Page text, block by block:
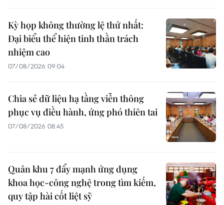
Kỳ họp không thường lệ thứ nhất:
Đại biểu thể hiện tinh thần trách
nhiệm cao
07/08/2026 09:04
Chia sẻ dữ liệu hạ tầng viễn thông
phục vụ điều hành, ứng phó thiên tai
07/08/2026 08:45
Quân khu 7 đẩy mạnh ứng dụng
khoa học-công nghệ trong tìm kiếm,
quy tập hài cốt liệt sỹ